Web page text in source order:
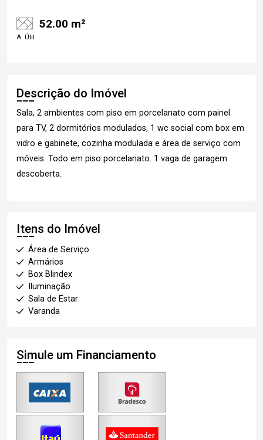
52.00 m²
A. Útil
Descrição do Imóvel
Sala, 2 ambientes com piso em porcelanato com painel
para TV, 2 dormitórios modulados, 1 wc social com box em
vidro e gabinete, cozinha modulada e área de serviço com
móveis. Todo em piso porcelanato. 1 vaga de garagem
descoberta.
Itens do Imóvel
Área de Serviço
Armários
Box Blindex
Iluminação
Sala de Estar
Varanda
Simule um Financiamento